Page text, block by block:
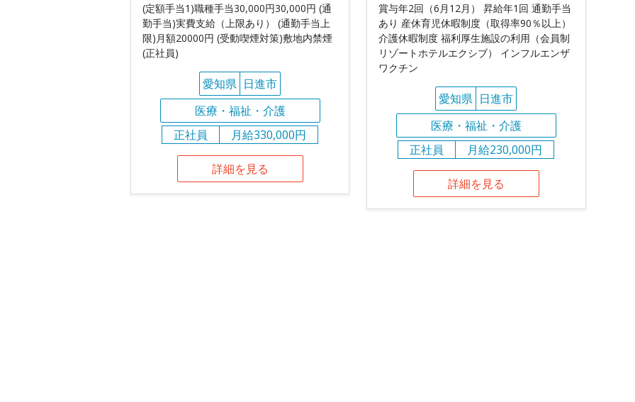
(定額手当1)職種手当30,000円30,000円 (通
勤手当)実費支給（上限あり） (通勤手当上
限)月額20000円 (受動喫煙対策)敷地内禁煙
(正社員)
愛知県 日進市
医療・福祉・介護
正社員
月給330,000円
詳細を見る
賞与年2回（6月12月） 昇給年1回 通勤手当
あり 産休育児休暇制度（取得率90％以上）
介護休暇制度 福利厚生施設の利用（会員制
リゾートホテルエクシブ） インフルエンザ
ワクチン
愛知県 日進市
医療・福祉・介護
正社員
月給230,000円
詳細を見る